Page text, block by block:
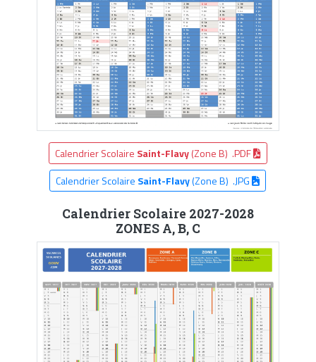
Calendrier Scolaire Saint-Flavy(Zone B) .PDF
Calendrier Scolaire Saint-Flavy(Zone B) .JPG
Calendrier Scolaire 2027-2028
ZONES A, B, C